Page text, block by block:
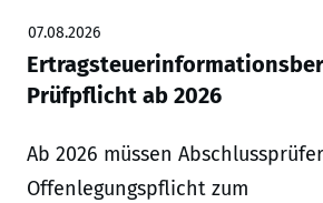
07.08.2026
Prüfpflicht ab 2026
Ab 2026 müssen
Offenlegungspflicht zum